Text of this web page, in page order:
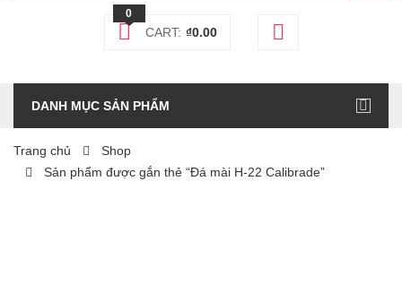
0
CART: ₫0.00
DANH MỤC SẢN PHẨM
Trang chủ
Shop
Sản phẩm được gắn thẻ “Đá mài H-22 Calibrade”